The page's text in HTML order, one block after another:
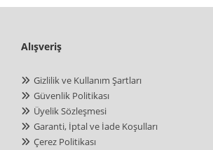
Alışveriş
Gizlilik ve Kullanım Şartları
Güvenlik Politikası
Üyelik Sözleşmesi
Garanti, İptal ve İade Koşulları
Çerez Politikası